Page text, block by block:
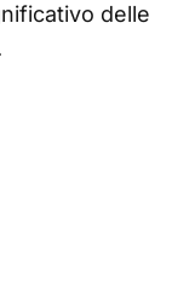
delle